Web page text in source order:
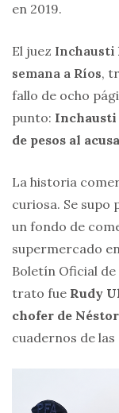
en 2019.
El juez Inchausti
semana a Ríos,
fallo de ocho
punto: Inchausti
de pesos al
La historia
curiosa. Se
un fondo de
supermercado
Boletín Oficial
trato fue Rudy
chofer de
cuadernos de las